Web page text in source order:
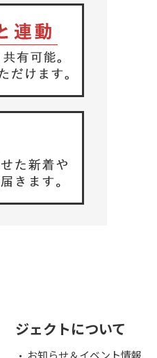
ジェクトについて
お知らせ＆イベント情報